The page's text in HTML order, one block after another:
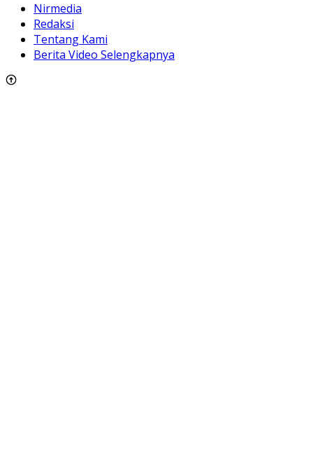
Nirmedia
Redaksi
Tentang Kami
Berita Video Selengkapnya